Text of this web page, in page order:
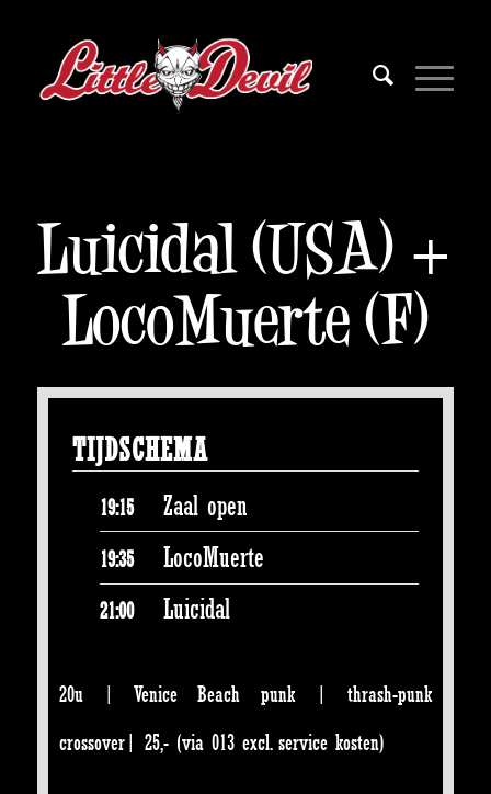
Luicidal (USA) +
LocoMuerte (F)
TIJDSCHEMA
19:15 Zaal open
19:35 LocoMuerte
21:00 Luicidal
20u | Venice Beach punk | thrash-punk
crossover| 25,- (via 013 excl. service kosten)